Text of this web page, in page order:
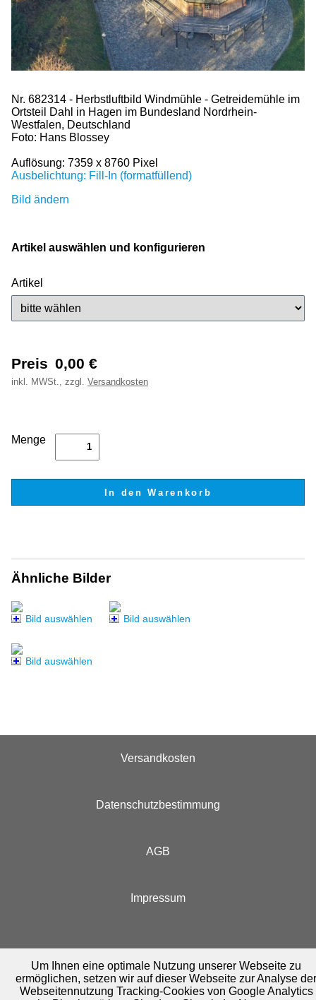
Nr. 682314 - Herbstluftbild Windmühle - Getreidemühle im
Ortsteil Dahl in Hagen im Bundesland Nordrhein-
Westfalen, Deutschland
Foto: Hans Blossey
Auflösung: 7359 x 8760 Pixel
Ausbelichtung: Fill-In (formatfüllend)
Bild ändern
Artikel auswählen und konfigurieren
Artikel
Preis 0,00 €
inkl. MWSt., zzgl. Versandkosten
Menge
Ähnliche Bilder
Bild auswählen Bild auswählen
Bild auswählen
Versandkosten
Datenschutzbestimmung
AGB
Impressum
Um Ihnen eine optimale Nutzung unserer Webseite zu
ermöglichen, setzen wir auf dieser Webseite zur Analyse
Webseitennutzung Tracking-Cookies von Google Analytics